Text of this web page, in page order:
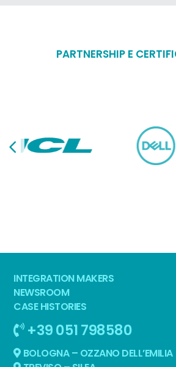
PARTNERSHIP E
INTEGRATION MAKERS
NEWSROOM
CASE HISTORIES
+39 051 798580
BOLOGNA – OZZANO DELL’EMILIA